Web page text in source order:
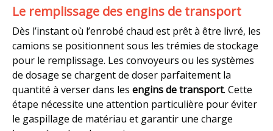
Le remplissage des engins de transport
Dès l’instant où l’enrobé chaud est prêt à être livré, les
camions se positionnent sous les trémies de stockage
pour le remplissage. Les convoyeurs ou les systèmes
de dosage se chargent de doser parfaitement la
quantité à verser dans les engins de transport. Cette
étape nécessite une attention particulière pour éviter
le gaspillage de matériau et garantir une charge